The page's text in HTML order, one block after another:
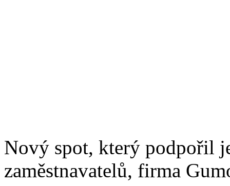
Nový spot, který podpořil
zaměstnavatelů, firma